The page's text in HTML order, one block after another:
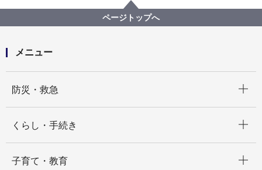
【終了しました】【入札結果掲載】【公募型指名競争
入札】地域ケアプラザ等の指定管理者の候補者選定に
ページトップへ
メニュー
防災・救急
くらし・手続き
子育て・教育